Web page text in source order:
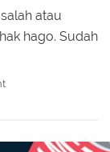
atau
hago. Sudah